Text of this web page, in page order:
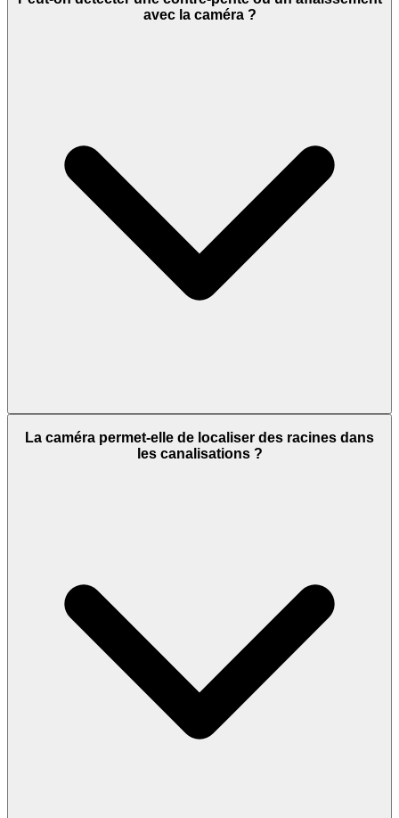
avec la caméra ?
La caméra permet-elle de localiser des racines dans
les canalisations ?